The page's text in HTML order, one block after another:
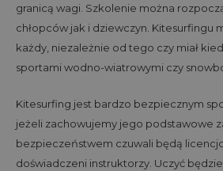
granicą wagi. Szkolenie można
chłopców jak i dziewczyn. Kitesurfingu
każdy, niezależnie od tego czy miał
sportami wodno-wiatrowymi czy
Kitesurfing jest bardzo bezpiecznym
jeżeli zachowujemy jego podstawowe
bezpieczeństwem czuwali będą
doświadczeni instruktorzy. Uczyć